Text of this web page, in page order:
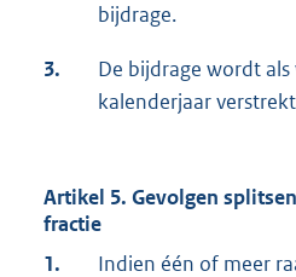
bijdrage.
3.
De bijdrage wordt
kalenderjaar
Artikel 5. Gevolgen
fractie
1.
Indien één of meer